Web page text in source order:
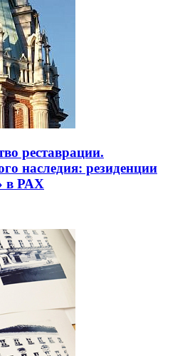
реставрации.
наследия: резиденции
в РАХ